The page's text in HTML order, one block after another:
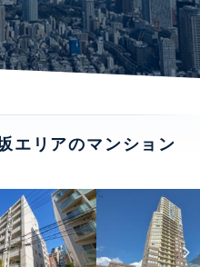
エリアのマンション